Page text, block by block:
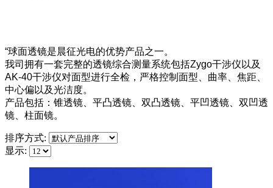
“球面透镜是晨征光电的优势产品之一。
我司拥有一套完整的透镜综合测量系统包括Zygo干涉仪以及
AK-40干涉仪对面型进行全检，严格控制面型、曲率、焦距、
中心偏以及光洁度。
产品包括：锥透镜、平凸透镜、双凸透镜、平凹透镜、双凹透
镜、柱面镜。
排序方式:
显示: